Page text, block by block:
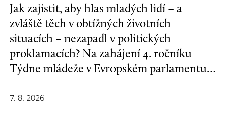
Jak zajistit, aby hlas mladých lidí – a
zvláště těch v obtížných životních
situacích – nezapadl v politických
proklamacích? Na zahájení 4. ročníku
Týdne mládeže v Evropském parlamentu v
stakeholdeři zapojili do formulování nové
7. 8. 2026